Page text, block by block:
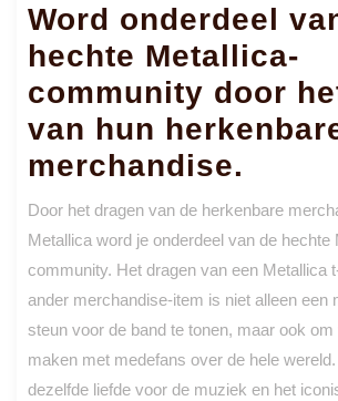
Word onderdeel
hechte Metallica-
community door
van hun
merchandise.
Door het dragen van de herkenbare
Metallica word je onderdeel van de hechte
community. Het dragen van een Metallica
ander merchandise-item is niet alleen een
steun voor de band te tonen, maar ook om
maken met medefans over de hele
dezelfde liefde voor de muziek en het